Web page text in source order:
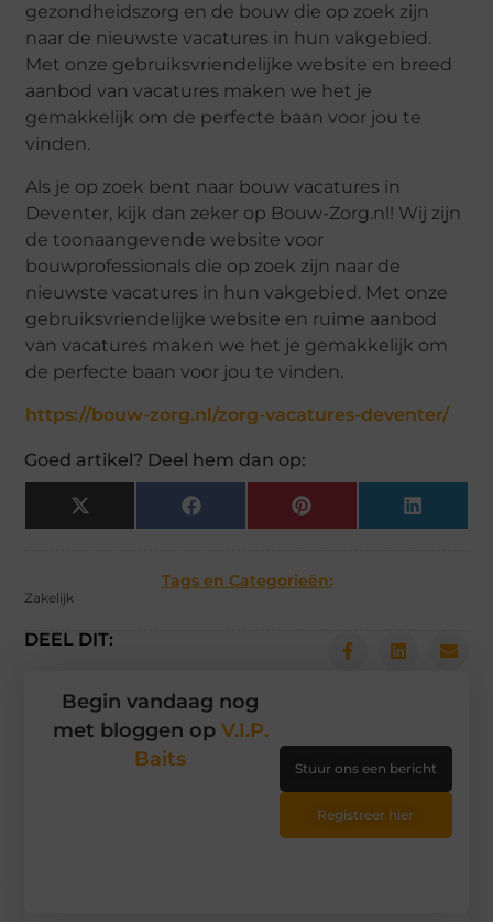
gezondheidszorg en de bouw die op zoek zijn
naar de nieuwste vacatures in hun vakgebied.
Met onze gebruiksvriendelijke website en breed
aanbod van vacatures maken we het je
gemakkelijk om de perfecte baan voor jou te
vinden.
Als je op zoek bent naar bouw vacatures in
Deventer, kijk dan zeker op Bouw-Zorg.nl! Wij zijn
de toonaangevende website voor
bouwprofessionals die op zoek zijn naar de
nieuwste vacatures in hun vakgebied. Met onze
gebruiksvriendelijke website en ruime aanbod
van vacatures maken we het je gemakkelijk om
de perfecte baan voor jou te vinden.
https://bouw-zorg.nl/zorg-vacatures-deventer/
Goed artikel? Deel hem dan op:
X
(Twitter)
Facebook Pinterest LinkedIn
Tags en Categorieën:
Zakelijk
DEEL DIT:
Begin vandaag nog
met bloggen op V.I.P.
Baits
Stuur ons een bericht
Registreer hier